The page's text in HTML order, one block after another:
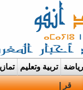
رياضة تربية وتعليم
قرية إيمي نواسيف